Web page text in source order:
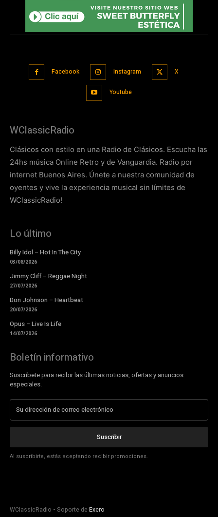
Facebook Instagram X
Youtube
WClassicRadio
Clásicos con estilo en una Radio de Clásicos. Escucha las
24hs música Online Retro y de Vanguardia. Radio por
internet Buenos Aires. Únete a nuestra comunidad de
oyentes y vive la experiencia musical sin límites de
WClassicRadio!
Lo último
Billy Idol – Hot In The City
03/08/2026
Jimmy Cliff – Reggae Night
27/07/2026
Don Johnson – Heartbeat
20/07/2026
Opus – Live Is Life
14/07/2026
Boletín informativo
Suscríbete para recibir las últimas noticias, ofertas y anuncios
especiales.
Suscribir
Al suscribirte, estás aceptando recibir promociones.
WClassicRadio - Soporte deExero